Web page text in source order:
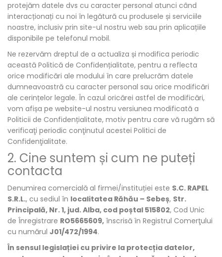
protejăm datele dvs cu caracter personal atunci când
interacționați cu noi în legătură cu produsele și serviciile
noastre, inclusiv prin site-ul nostru web sau prin aplicațiile
disponibile pe telefonul mobil.
Ne rezervăm dreptul de a actualiza și modifica periodic
această Politică de Confidențialitate, pentru a reflecta
orice modificări ale modului în care prelucrăm datele
dumneavoastră cu caracter personal sau orice modificări
ale cerințelor legale. În cazul oricărei astfel de modificări,
vom afișa pe website-ul nostru versiunea modificată a
Politicii de Confidențialitate, motiv pentru care vă rugăm să
verificaţi periodic conţinutul acestei Politici de
Confidenţialitate.
2. Cine suntem și cum ne puteți
contacta
Denumirea comercială al firmei/instituției este S.C. RAPEL
S.R.L., cu sediul în localitatea Răhău – Sebeș, Str.
Principală, Nr. 1, jud. Alba, cod poștal 515802, Cod Unic
de Înregistrare RO5665609, înscrisă în Registrul Comerţului
cu numărul J01/472/1994.
În sensul legislației cu privire la protecția datelor,